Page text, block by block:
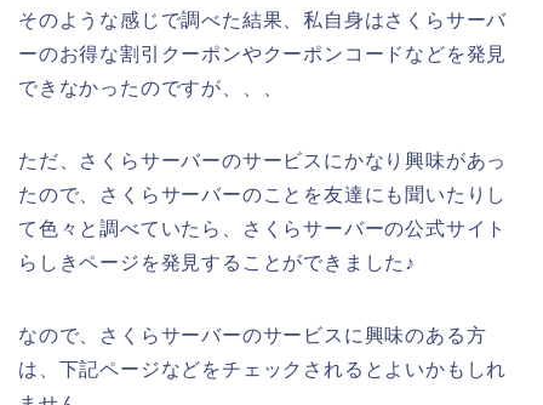
そのような感じで調べた結果、私自身はさくらサーバ
ーのお得な割引クーポンやクーポンコードなどを発見
できなかったのですが、、、
ただ、さくらサーバーのサービスにかなり興味があっ
たので、さくらサーバーのことを友達にも聞いたりし
て色々と調べていたら、さくらサーバーの公式サイト
らしきページを発見することができました♪
なので、さくらサーバーのサービスに興味のある方
は、下記ページなどをチェックされるとよいかもしれ